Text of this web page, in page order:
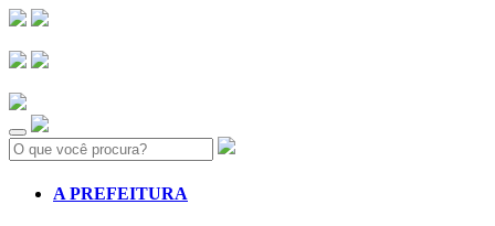
Search:
A PREFEITURA